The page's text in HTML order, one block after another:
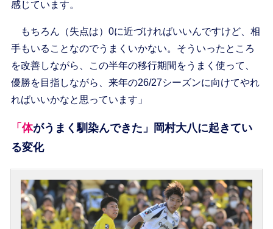
感じています。
もちろん（失点は）0に近づければいいんですけど、相
手もいることなのでうまくいかない。そういったところ
を改善しながら、この半年の移行期間をうまく使って、
優勝を目指しながら、来年の26/27シーズンに向けてやれ
ればいいかなと思っています」
「体がうまく馴染んできた」岡村大八に起きてい
る変化